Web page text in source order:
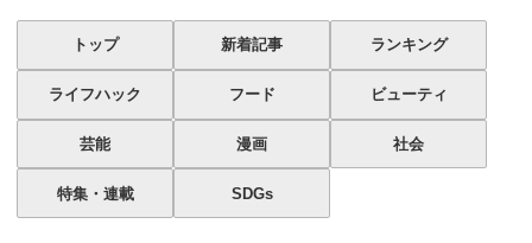
トップ 新着記事 ランキング
ライフハック フード ビューティ
芸能 漫画 社会
特集・連載 SDGs